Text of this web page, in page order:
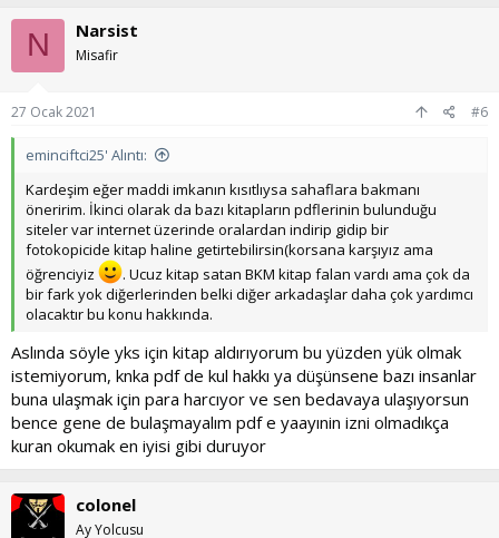
k
l
e
:
N Narsist
Misafir
27 Ocak 2021 #6
eminciftci25' Alıntı:
Kardeşim eğer maddi imkanın kısıtlıysa sahaflara bakmanı
öneririm. İkinci olarak da bazı kitapların pdflerinin bulunduğu
siteler var internet üzerinde oralardan indirip gidip bir
fotokopicide kitap haline getirtebilirsin(korsana karşıyız ama
öğrenciyiz
. Ucuz kitap satan BKM kitap falan vardı ama çok da
bir fark yok diğerlerinden belki diğer arkadaşlar daha çok yardımcı
olacaktır bu konu hakkında.
Aslında söyle yks için kitap aldırıyorum bu yüzden yük olmak
istemiyorum, knka pdf de kul hakkı ya düşünsene bazı insanlar
buna ulaşmak için para harcıyor ve sen bedavaya ulaşıyorsun
bence gene de bulaşmayalım pdf e yaayınin izni olmadıkça
kuran okumak en iyisi gibi duruyor
colonel
Ay Yolcusu